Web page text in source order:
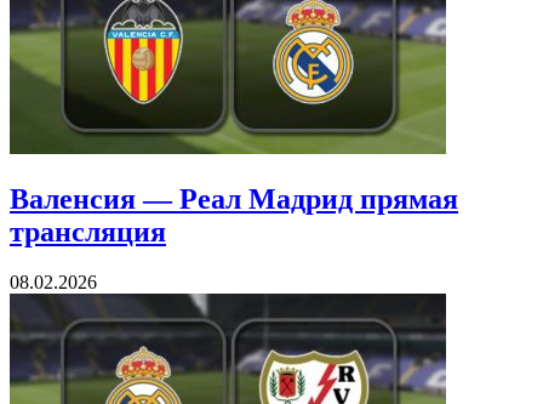
Валенсия — Реал Мадрид прямая
трансляция
08.02.2026